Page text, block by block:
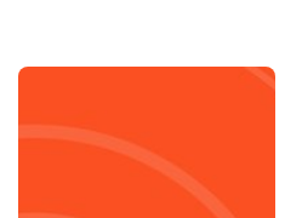
Alma
sans